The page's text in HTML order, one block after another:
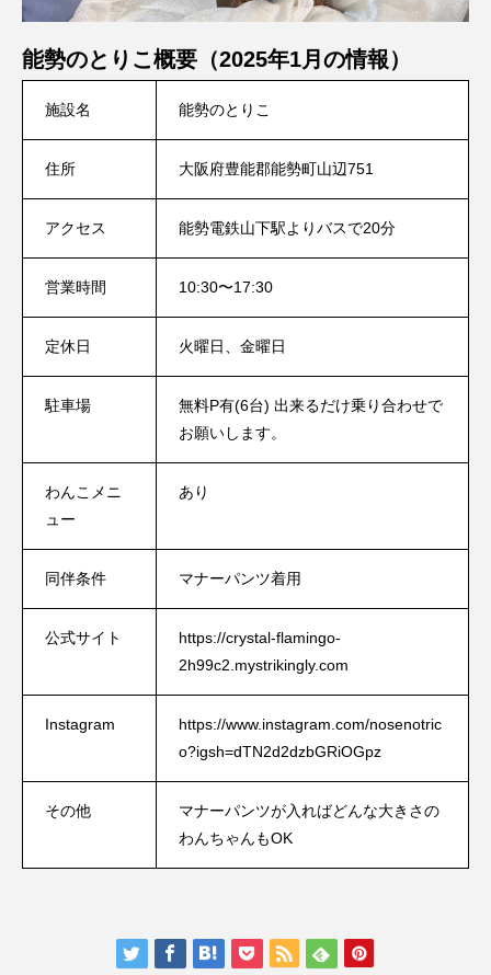
能勢のとりこ概要（2025年1月の情報）
施設名 能勢のとりこ
住所 大阪府豊能郡能勢町山辺751
アクセス 能勢電鉄山下駅よりバスで20分
営業時間 10:30〜17:30
定休日 火曜日、金曜日
駐車場
無料P有(6台) 出来るだけ乗り合わせで
お願いします。
わんこメニ
ュー
あり
同伴条件 マナーパンツ着用
公式サイト
https://crystal-flamingo-
2h99c2.mystrikingly.com
Instagram
https://www.instagram.com/nosenotric
o?igsh=dTN2d2dzbGRiOGpz
その他
マナーパンツが入ればどんな大きさの
わんちゃんもOK